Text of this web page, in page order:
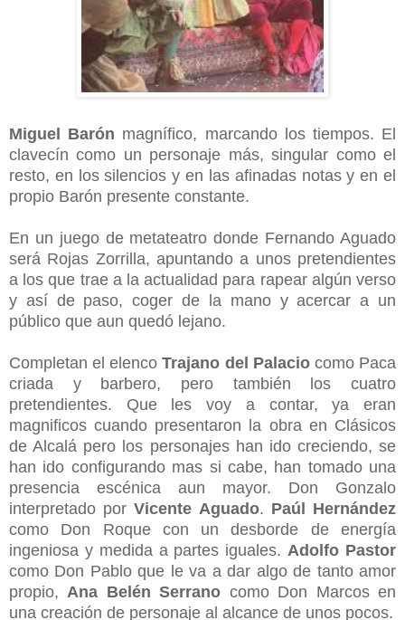
Miguel Barón magnífico, marcando los tiempos. El
clavecín como un personaje más, singular como el
resto, en los silencios y en las afinadas notas y en el
propio Barón presente constante.
En un juego de metateatro donde Fernando Aguado
será Rojas Zorrilla, apuntando a unos pretendientes
a los que trae a la actualidad para rapear algún verso
y así de paso, coger de la mano y acercar a un
público que aun quedó lejano.
Completan el elencoTrajano del Palaciocomo Paca
criada y barbero, pero también los cuatro
pretendientes. Que les voy a contar, ya eran
magnificos cuando presentaron la obra en Clásicos
de Alcalá pero los personajes han ido creciendo, se
han ido configurando mas si cabe, han tomado una
presencia escénica aun mayor. Don Gonzalo
interpretado porVicente Aguado. Paúl Hernández
como Don Roque con un desborde de energía
ingeniosa y medida a partes iguales. Adolfo Pastor
como Don Pablo que le va a dar algo de tanto amor
propio, Ana Belén Serrano como Don Marcos en
una creación de personaje al alcance de unos pocos.